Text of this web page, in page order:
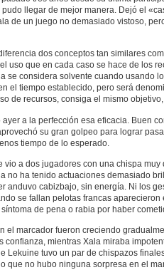
llegar de mejor manera. Dejó el
de un juego no demasiado vistoso,
dos conceptos tan similares
uso que en cada caso se hace de los
se considera solvente cuando usando
el tiempo establecido, pero será
de recursos, consiga el mismo
a la perfección esa eficacia. Buen
su gran golpeo para lograr
tiempo de lo esperado.
vio a dos jugadores con una chispa muy
no ha tenido actuaciones demasiado
anduvo cabizbajo, sin energía. Ni los
se fallan pelotas francas aparecieron
de pena o rabia por haber
el marcador fueron creciendo
confianza, mientras Xala miraba
Lekuine tuvo un par de chispazos
que no hubo ninguna sorpresa en el